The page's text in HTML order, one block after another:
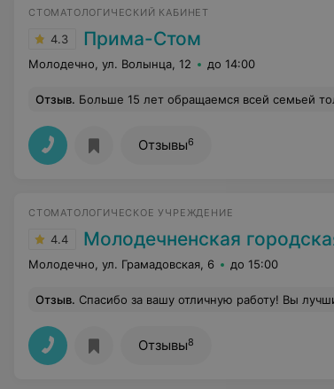
СТОМАТОЛОГИЧЕСКИЙ КАБИНЕТ
4.3 Прима-Стом
Молодечно, ул. Волынца, 12 до 14:00
Отзыв. Больше 15 лет обращаемся всей семьей только к Наталье Михайловне Сенюк. Это
Отзывы6
СТОМАТОЛОГИЧЕСКОЕ УЧРЕЖДЕНИЕ
4.4 Молодечненская городская
Молодечно, ул. Грамадовская, 6 до 15:00
Отзыв. Спасибо за вашу отличную работу! Вы
Отзывы8